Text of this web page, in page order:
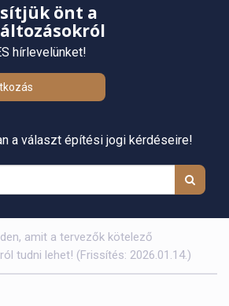
önt a
hírlevelünket!
a választ építési jogi kérdéseire!
amit a tervezők kötelező
tudni lehet! (Frissítés: 2026.01.14.)